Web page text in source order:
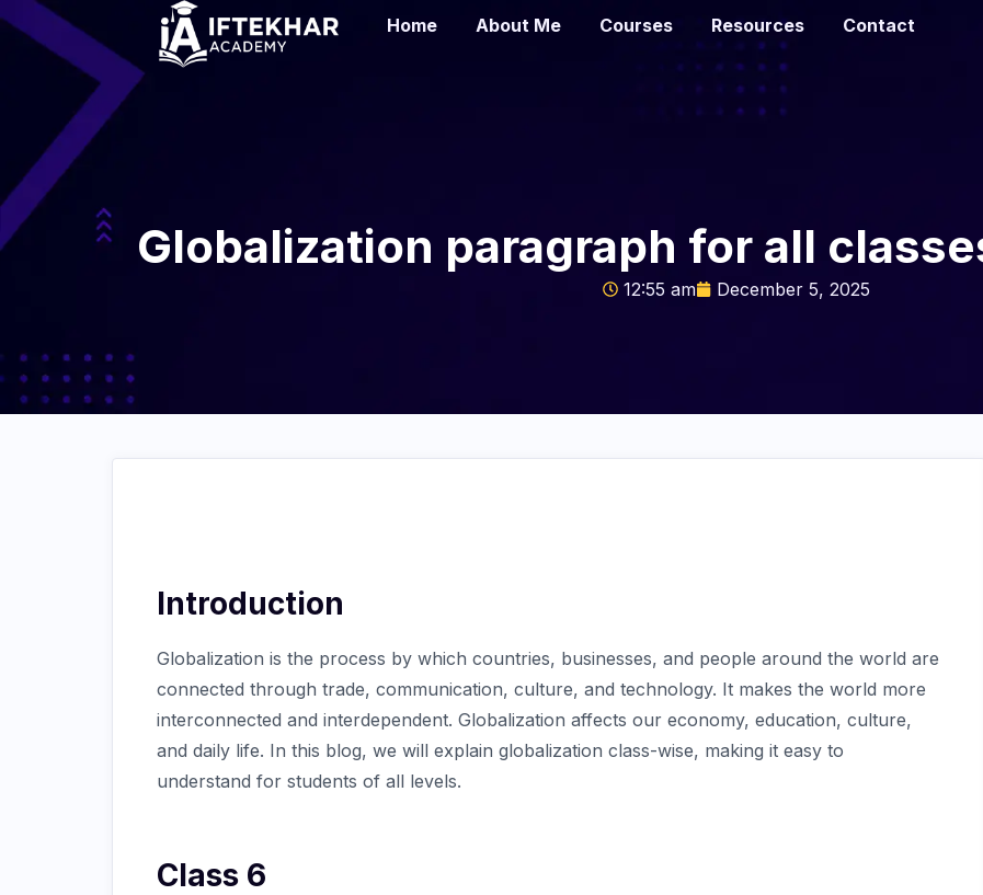
Home About Me Courses Resources Contact
Globalization paragraph for all
12:55 am December 5, 2025
Introduction
Globalization is the process by which countries, businesses, and people around the world are
connected through trade, communication, culture, and technology. It makes the world more
interconnected and interdependent. Globalization affects our economy, education, culture,
and daily life. In this blog, we will explain globalization class-wise, making it easy to
understand for students of all levels.
Class 6